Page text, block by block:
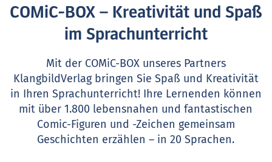
COMiC-BOX – Kreativität und Spaß
im Sprachunterricht
Mit der COMiC-BOX unseres Partners
KlangbildVerlag bringen Sie Spaß und Kreativität
in Ihren Sprachunterricht! Ihre Lernenden können
mit über 1.800 lebensnahen und fantastischen
Comic-Figuren und -Zeichen gemeinsam
Geschichten erzählen – in 20 Sprachen.